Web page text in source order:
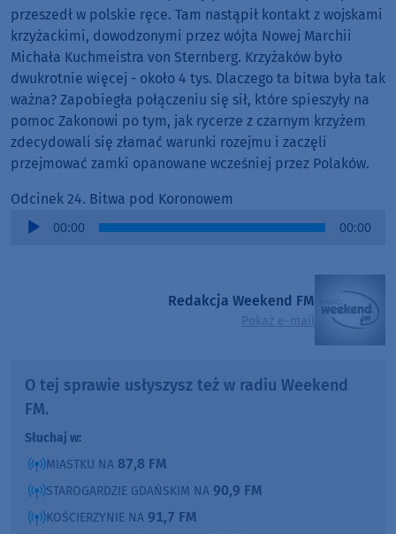
przeszedł w polskie ręce. Tam nastąpił kontakt z wojskami
krzyżackimi, dowodzonymi przez wójta Nowej Marchii
Michała Kuchmeistra von Sternberg. Krzyżaków było
dwukrotnie więcej - około 4 tys. Dlaczego ta bitwa była tak
ważna? Zapobiegła połączeniu się sił, które spieszyły na
pomoc Zakonowi po tym, jak rycerze z czarnym krzyżem
zdecydowali się złamać warunki rozejmu i zaczęli
przejmować zamki opanowane wcześniej przez Polaków.
Odcinek 24. Bitwa pod Koronowem
Audio
00:00 00:00
Redakcja Weekend FM
Pokaż e-mail
O tej sprawie usłyszysz też w radiu Weekend
FM.
Słuchaj w:
MIASTKU NA 87,8 FM
STAROGARDZIE GDAŃSKIM NA 90,9 FM
KOŚCIERZYNIE NA 91,7 FM